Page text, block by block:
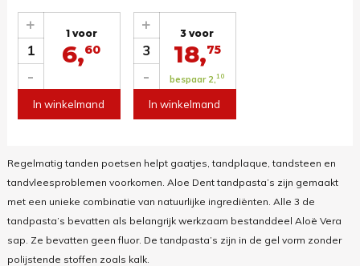
1
-
+ 1 voor
6,60
In winkelmand
3
-
+ 3 voor
18,75
bespaar 2,10
In winkelmand
Regelmatig tanden poetsen helpt gaatjes, tandplaque, tandsteen en
tandvleesproblemen voorkomen. Aloe Dent tandpasta’s zijn gemaakt
met een unieke combinatie van natuurlijke ingrediënten. Alle 3 de
tandpasta’s bevatten als belangrijk werkzaam bestanddeel Aloë Vera
sap. Ze bevatten geen fluor. De tandpasta’s zijn in de gel vorm zonder
polijstende stoffen zoals kalk.